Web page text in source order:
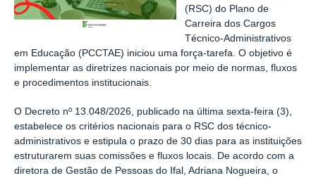
(RSC) do Plano de
Carreira dos Cargos
Técnico-Administrativos
em Educação (PCCTAE) iniciou uma força-tarefa. O objetivo é
implementar as diretrizes nacionais por meio de normas, fluxos
e procedimentos institucionais.
O Decreto nº 13.048/2026, publicado na última sexta-feira (3),
estabelece os critérios nacionais para o RSC dos técnico-
administrativos e estipula o prazo de 30 dias para as instituições
estruturarem suas comissões e fluxos locais. De acordo com a
diretora de Gestão de Pessoas do Ifal, Adriana Nogueira, o